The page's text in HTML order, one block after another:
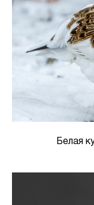
Белая